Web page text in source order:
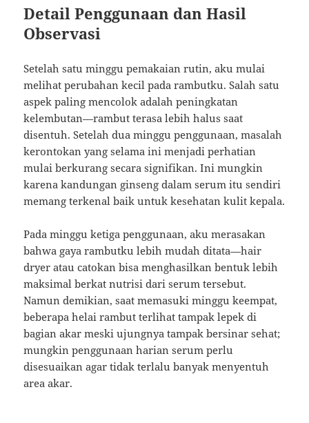
Detail Penggunaan dan Hasil
Observasi
Setelah satu minggu pemakaian rutin, aku mulai
melihat perubahan kecil pada rambutku. Salah satu
aspek paling mencolok adalah peningkatan
kelembutan—rambut terasa lebih halus saat
disentuh. Setelah dua minggu penggunaan, masalah
kerontokan yang selama ini menjadi perhatian
mulai berkurang secara signifikan. Ini mungkin
karena kandungan ginseng dalam serum itu sendiri
memang terkenal baik untuk kesehatan kulit kepala.
Pada minggu ketiga penggunaan, aku merasakan
bahwa gaya rambutku lebih mudah ditata—hair
dryer atau catokan bisa menghasilkan bentuk lebih
maksimal berkat nutrisi dari serum tersebut.
Namun demikian, saat memasuki minggu keempat,
beberapa helai rambut terlihat tampak lepek di
bagian akar meski ujungnya tampak bersinar sehat;
mungkin penggunaan harian serum perlu
disesuaikan agar tidak terlalu banyak menyentuh
area akar.